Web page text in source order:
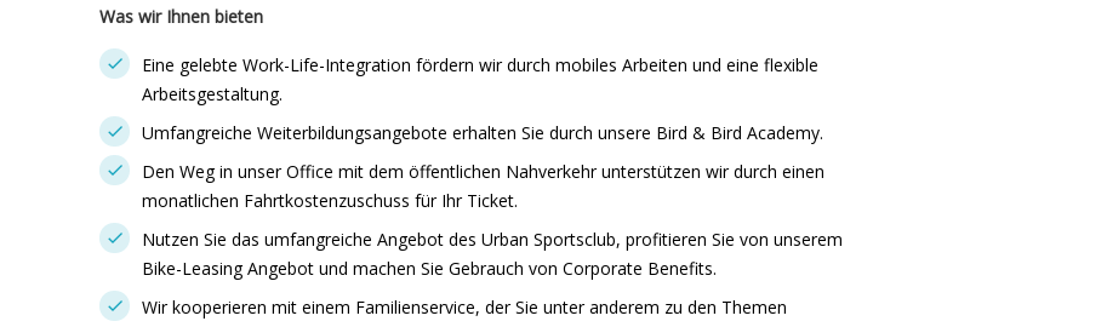
Was wir Ihnen bieten
Eine gelebte Work-Life-Integration fördern wir durch mobiles Arbeiten und eine flexible
Arbeitsgestaltung.
Umfangreiche Weiterbildungsangebote erhalten Sie durch unsere Bird & Bird Academy.
Den Weg in unser Office mit dem öffentlichen Nahverkehr unterstützen wir durch einen
monatlichen Fahrtkostenzuschuss für Ihr Ticket.
Nutzen Sie das umfangreiche Angebot des Urban Sportsclub, profitieren Sie von unserem
Bike-Leasing Angebot und machen Sie Gebrauch von Corporate Benefits.
Wir kooperieren mit einem Familienservice, der Sie unter anderem zu den Themen